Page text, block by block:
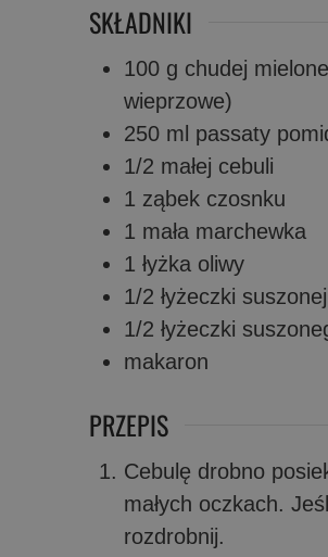
SKŁADNIKI
100 g chudej
wieprzowe)
250 ml passaty
1/2 małej cebuli
1 ząbek czosnku
1 mała marchewka
1 łyżka oliwy
1/2 łyżeczki
1/2 łyżeczki
makaron
PRZEPIS
Cebulę drobno
małych oczkach.
rozdrobnij.